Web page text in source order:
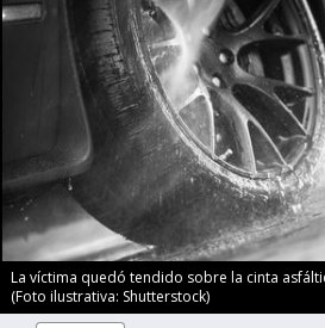
La víctima quedó tendido sobre la cinta
(Foto ilustrativa: Shutterstock)